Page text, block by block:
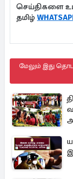
செய்திகளை
தமிழ்
மேலும் இது